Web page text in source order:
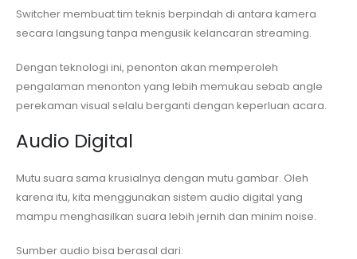
Switcher membuat tim teknis berpindah di antara kamera
secara langsung tanpa mengusik kelancaran streaming.
Dengan teknologi ini, penonton akan memperoleh
pengalaman menonton yang lebih memukau sebab angle
perekaman visual selalu berganti dengan keperluan acara.
Audio Digital
Mutu suara sama krusialnya dengan mutu gambar. Oleh
karena itu, kita menggunakan sistem audio digital yang
mampu menghasilkan suara lebih jernih dan minim noise.
Sumber audio bisa berasal dari: